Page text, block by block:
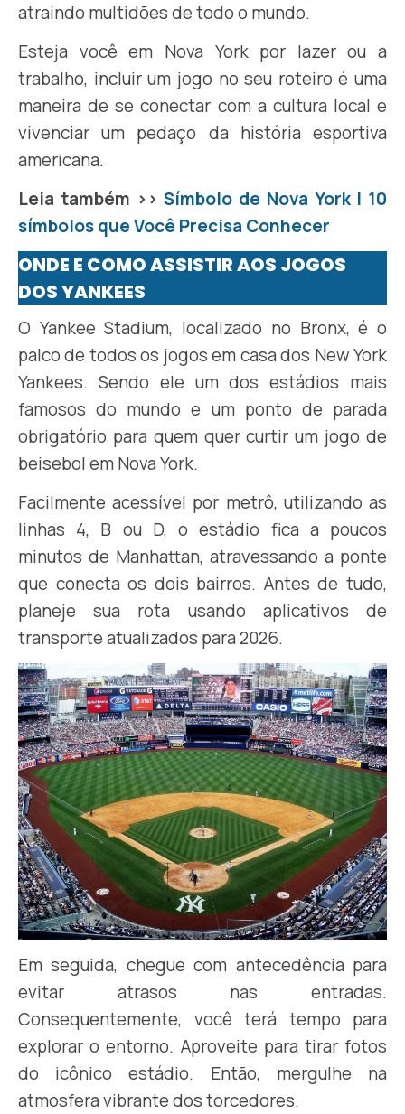
atraindo multidões de todo o mundo.
Esteja você em Nova York por lazer ou a
trabalho, incluir um jogo no seu roteiro é uma
maneira de se conectar com a cultura local e
vivenciar um pedaço da história esportiva
americana.
Leia também >>Símbolo de Nova York | 10
símbolos que Você Precisa Conhecer
ONDE E COMO ASSISTIR AOS JOGOS
DOS YANKEES
O Yankee Stadium, localizado no Bronx, é o
palco de todos os jogos em casa dos New York
Yankees. Sendo ele um dos estádios mais
famosos do mundo e um ponto de parada
obrigatório para quem quer curtir um jogo de
beisebol em Nova York.
Facilmente acessível por metrô, utilizando as
linhas 4, B ou D, o estádio fica a poucos
minutos de Manhattan, atravessando a ponte
que conecta os dois bairros. Antes de tudo,
planeje sua rota usando aplicativos de
transporte atualizados para 2026.
Em seguida, chegue com antecedência para
evitar atrasos nas entradas.
Consequentemente, você terá tempo para
explorar o entorno. Aproveite para tirar fotos
do icônico estádio. Então, mergulhe na
atmosfera vibrante dos torcedores.